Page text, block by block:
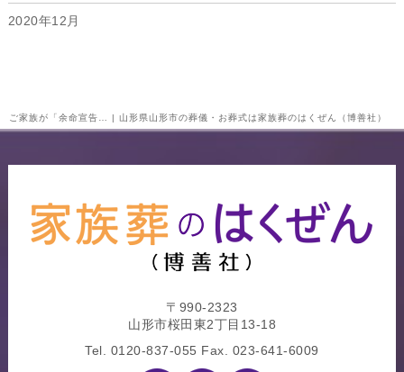
ご家族が「余命宣告… | 山形県山形市の葬儀・お葬式は家族葬のはくぜん（博善社）
2020年12月
〒990-2323
山形市桜田東2丁目13-18
Tel. 0120-837-055 Fax. 023-641-6009